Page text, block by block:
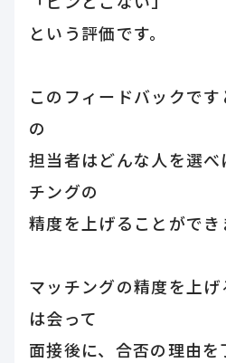
という評価です。
このフィードバックで
の
担当者はどんな人を選
チングの
精度を上げることができ
マッチングの精度を上
は会って
面接後に、合否の理由